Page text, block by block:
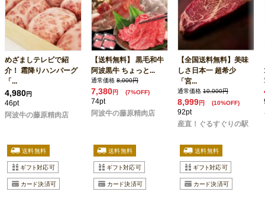
めざましテレビで紹
介！ 霜降りハンバーグ
「...
4,980円
46pt
阿波牛の藤原精肉店
【送料無料】 黒毛和牛
阿波黒牛 ちょっと...
通常価格 8,000円
7,380円 (7%OFF)
74pt
阿波牛の藤原精肉店
【全国送料無料】美味
しさ日本一 超希少
「宮...
通常価格 10,000円
8,999円 (10%OFF)
92pt
産直！ぐるすぐりの駅